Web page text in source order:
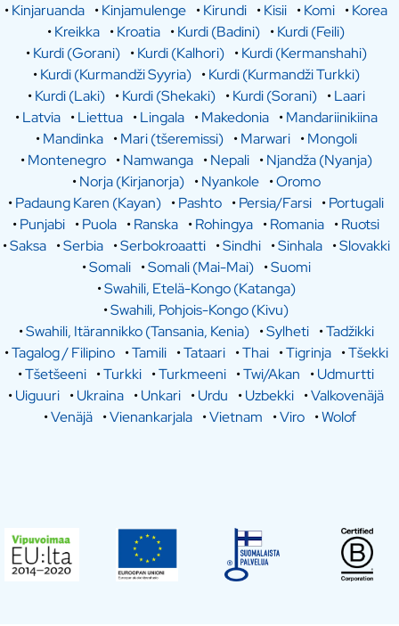
•Kinjaruanda •Kinjamulenge •Kirundi •Kisii •Komi •Korea
•Kreikka •Kroatia •Kurdi (Badini) •Kurdi (Feili)
•Kurdi (Gorani) •Kurdi (Kalhori) •Kurdi (Kermanshahi)
•Kurdi (Kurmandži Syyria) •Kurdi (Kurmandži Turkki)
•Kurdi (Laki) •Kurdi (Shekaki) •Kurdi (Sorani) •Laari
•Latvia •Liettua •Lingala •Makedonia •Mandariinikiina
•Mandinka •Mari (tšeremissi) •Marwari •Mongoli
•Montenegro •Namwanga •Nepali •Njandža (Nyanja)
•Norja (Kirjanorja) •Nyankole •Oromo
•Padaung Karen (Kayan) •Pashto •Persia/Farsi •Portugali
•Punjabi •Puola •Ranska •Rohingya •Romania •Ruotsi
•Saksa •Serbia •Serbokroaatti •Sindhi •Sinhala •Slovakki
•Somali •Somali (Mai-Mai) •Suomi
•Swahili, Etelä-Kongo (Katanga)
•Swahili, Pohjois-Kongo (Kivu)
•Swahili, Itärannikko (Tansania, Kenia) •Sylheti •Tadžikki
•Tagalog / Filipino •Tamili •Tataari •Thai •Tigrinja •Tšekki
•Tšetšeeni •Turkki •Turkmeeni •Twi/Akan •Udmurtti
•Uiguuri •Ukraina •Unkari •Urdu •Uzbekki •Valkovenäjä
•Venäjä •Vienankarjala •Vietnam •Viro •Wolof